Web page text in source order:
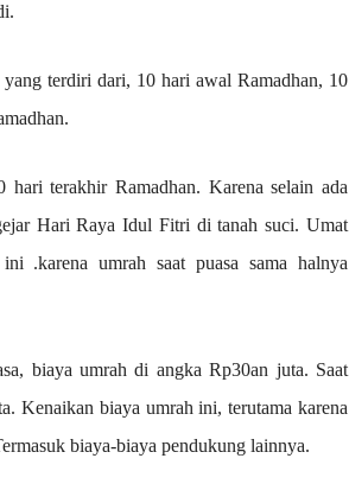
terdiri dari, 10 hari awal Ramadhan, 10
terakhir Ramadhan. Karena selain ada
Hari Raya Idul Fitri di tanah suci. Umat
.karena umrah saat puasa sama halnya
biaya umrah di angka Rp30an juta. Saat
Kenaikan biaya umrah ini, terutama karena
biaya-biaya pendukung lainnya.